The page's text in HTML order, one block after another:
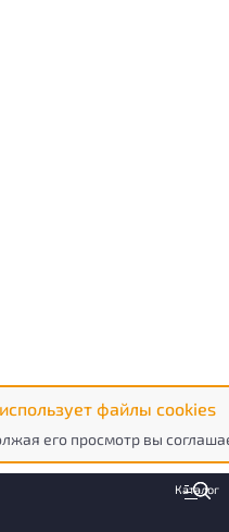
файлы cookies
его просмотр вы
Каталог